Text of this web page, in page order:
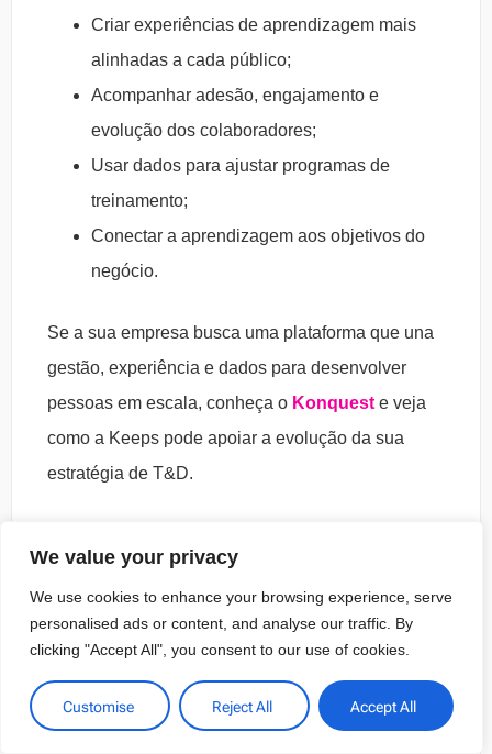
We value your privacy
We use cookies to enhance your browsing experience, serve
personalised ads or content, and analyse our traffic. By
clicking "Accept All", you consent to our use of cookies.
Customise Reject All Accept All
Criar experiências de aprendizagem mais
alinhadas a cada público;
Acompanhar adesão, engajamento e
evolução dos colaboradores;
Usar dados para ajustar programas de
treinamento;
Conectar a aprendizagem aos objetivos do
negócio.
Se a sua empresa busca uma plataforma que una
gestão, experiência e dados para desenvolver
pessoas em escala, conheça o Konquest e veja
como a Keeps pode apoiar a evolução da sua
estratégia de T&D.
FAQ
O que é LXP?
A LXP é uma plataforma focada 100% em
proporcionar a melhor experiência de
aprendizado para os seus colaboradores.
Não necessariamente. A LXP não precisa